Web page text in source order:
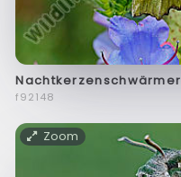
Nachtkerzenschwärmer
f92148
Zoom